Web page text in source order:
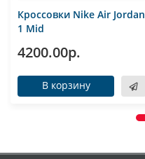
Кроссовки Nike Air Jordan
1 Mid
4200.00р.
В корзину